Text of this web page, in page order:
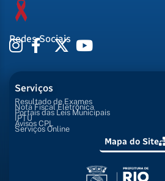
Redes Sociais
Serviços
Resultado de Exames
Nota Fiscal Eletrônica
Portais das Leis Municipais
IPTU
Avisos CPL
Serviços Online
Mapa do Site